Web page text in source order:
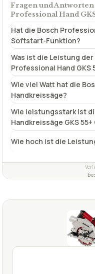
Fragen und Antworten
Professional Hand
Hat die Bosch
Softstart-Funktion?
Was ist die Leistung
Professional Hand GKS
Wie viel Watt hat die
Handkreissäge?
Wie leistungsstark ist
Handkreissäge GKS 55+
Wie hoch ist die